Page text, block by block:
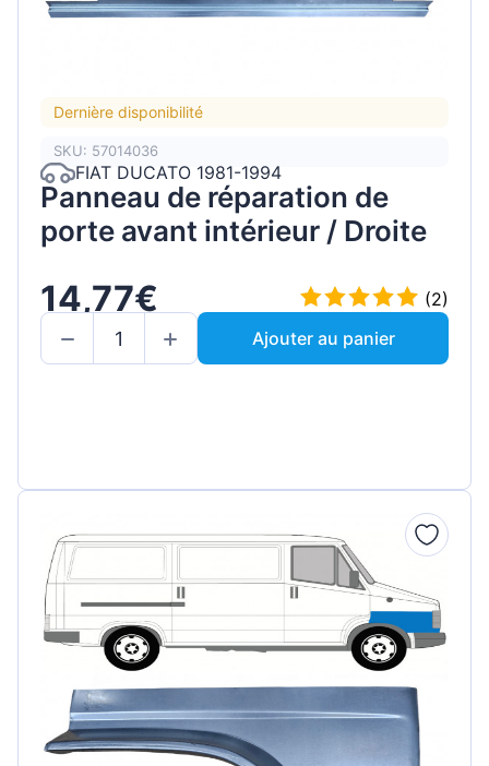
Dernière disponibilité
SKU: 57014036
FIAT DUCATO 1981-1994
Panneau de réparation de
porte avant intérieur / Droite
14,77€
(2)
Ajouter au panier